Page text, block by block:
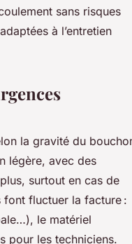
sans risques
à l’entretien
la gravité du
légère, avec des
surtout en cas de
font fluctuer la facture :
le matériel
pour les techniciens.